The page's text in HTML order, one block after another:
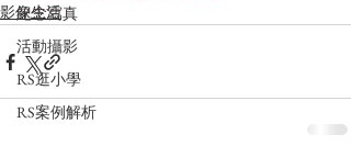
紀念寫真
活動攝影
RS逛小學
RS案例解析
影像生活